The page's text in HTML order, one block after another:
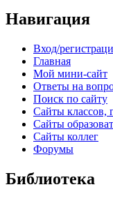
Навигация
Вход/
Главная
Мой мини-сайт
Ответы на
Поиск по сайту
Сайты классов,
Сайты
Сайты коллег
Форумы
Библиотека